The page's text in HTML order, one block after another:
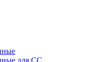
для СС